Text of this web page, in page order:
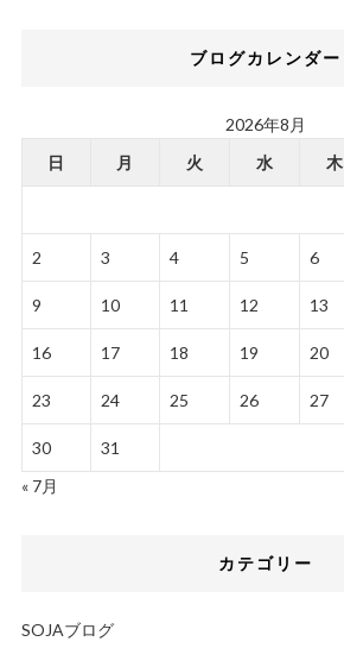
ブログカレンダー
2026年8月
日
月 火 水 木
2 3 4 5 6
9 10 11 12 13
16 17 18 19 20
23 24 25 26 27
30
31
« 7月
カテゴリー
SOJAブログ